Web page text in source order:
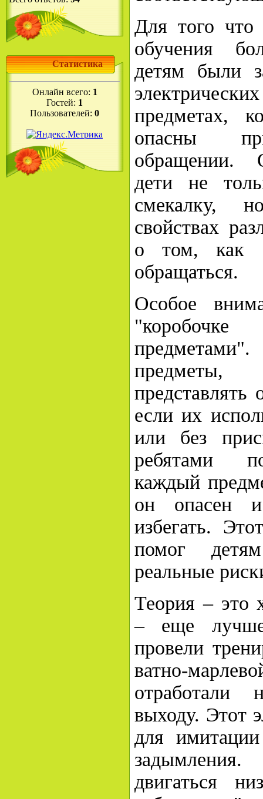
Статистика
Онлайн всего: 1
Гостей: 1
Пользователей: 0
Для того что
обучения
детям были
предметах,
опасны
обращении.
дети не
смекалку,
свойствах
о том, как
обращаться.
Особое
предметы,
представлять
если их
или без
ребятами
каждый
он опасен
избегать.
помог
реальные
Теория – это
– еще
провели
ватно-
отработали
выходу. Этот
для
двигаться